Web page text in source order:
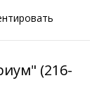
(216-